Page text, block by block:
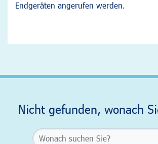
Endgeräten angerufen werden.
Nicht gefunden, wonach